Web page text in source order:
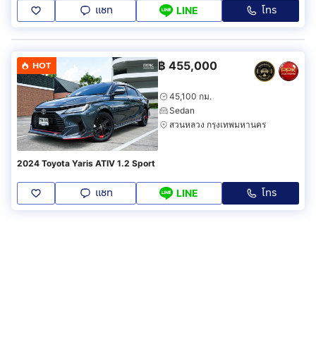
แชท LINE โทร
HOT ฿ 455,000
45,100 กม.
Sedan
สวนหลวง กรุงเทพมหานคร
2024 Toyota Yaris ATIV 1.2 Sport
แชท LINE โทร